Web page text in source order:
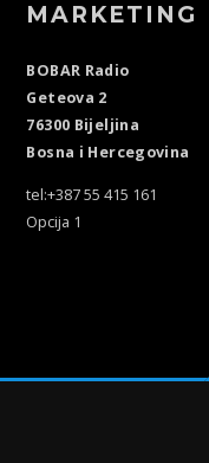
MARKETING
BOBAR Radio
Geteova 2
76300 Bijeljina
Bosna i Hercegovina
tel:+387 55 415 161
Opcija 1